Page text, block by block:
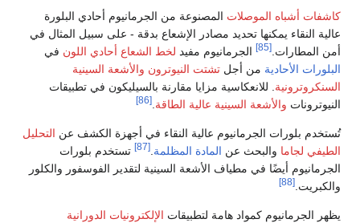
كاشفات أشباه الموصلات المصنوعة من الجرمانيوم أحادي البلورة
عالية النقاء يمكنها تحديد مصادر الإشعاع بدقة - على سبيل المثال في
أمن المطارات.[85] الجرمانيوم مفيد لخط الشعاع أحادي اللون في
البلورات الأحادية من أجل تشتت النيوترون والأشعة السينية
السنكروترونية. للانعكاسية مزايا مقارنة بالسيليكون في تطبيقات
النيوترونات والأشعة السينية عالية الطاقة.
[86]
تُستخدم بلورات الجرمانيوم عالية النقاء في أجهزة الكشف عن التحليل
الطيفي لجاما والبحث عن المادة المظلمة.
[87]
تستخدم بلورات
الجرمانيوم أيضًا في مطياف الأشعة السينية لتقدير الفوسفور والكلور
والكبريت.[88]
يظهر الجرمانيوم كمواد هامة لتطبيقات الإلكترونيات الدورانية